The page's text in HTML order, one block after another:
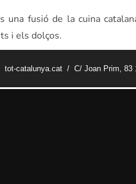
una fusió de la cuina
i els dolços.
tot-catalunya.cat / C/ Joan Prim, 83